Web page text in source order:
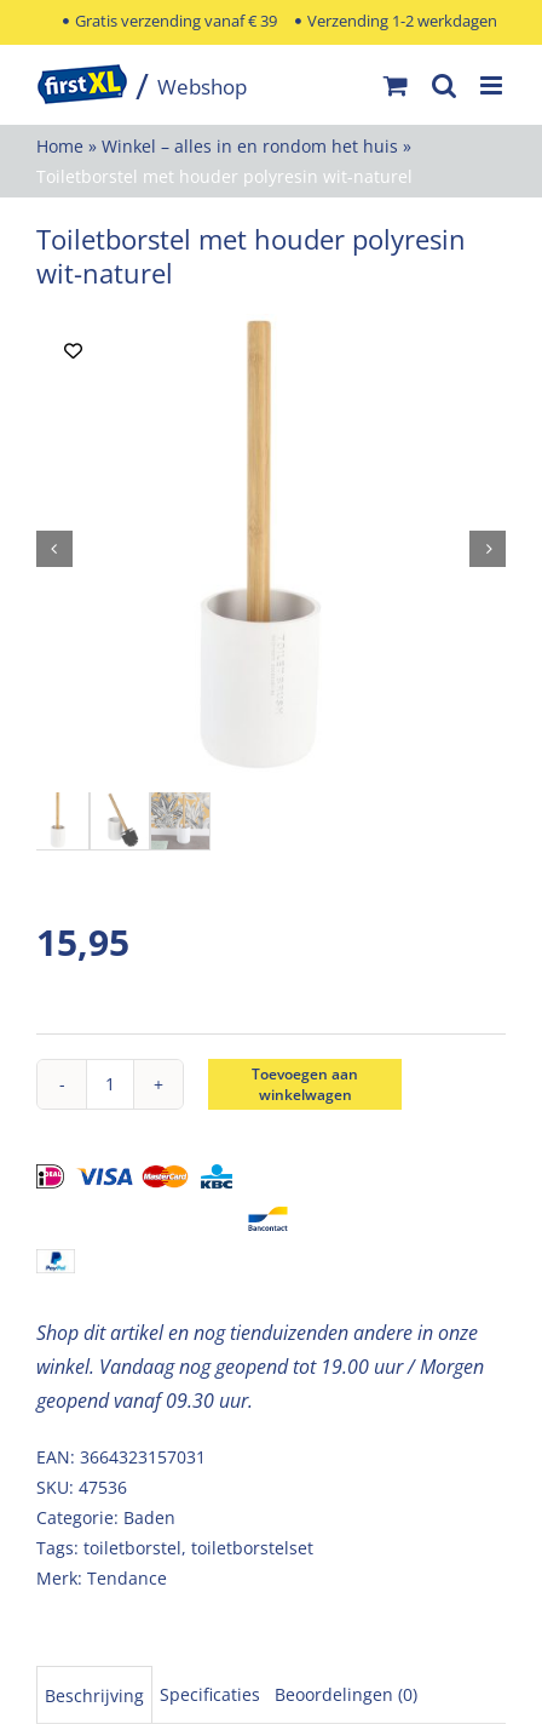
naar
inhoud
Gratis verzending vanaf € 39 Verzending 1-2 werkdagen
Home » Winkel – alles in en rondom het huis »
Toiletborstel met houder polyresin wit-naturel
Toiletborstel met houder polyresin
wit-naturel
15,95
Toiletborstel
houder
Toevoegen aan
winkelwagen
Shop dit artikel en nog tienduizenden andere in onze
winkel. Vandaag nog geopend tot 19.00 uur / Morgen
geopend vanaf 09.30 uur.
EAN: 3664323157031
SKU: 47536
Categorie: Baden
Tags: toiletborstel, toiletborstelset
Merk: Tendance
Beschrijving Specificaties Beoordelingen (0)